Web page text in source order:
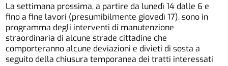
La settimana prossima, a partire da lunedì 14 dalle 6 e
fino a fine lavori (presumibilmente giovedì 17), sono in
programma degli interventi di manutenzione
straordinaria di alcune strade cittadine che
comporteranno alcune deviazioni e divieti di sosta a
seguito della chiusura temporanea dei tratti interessati